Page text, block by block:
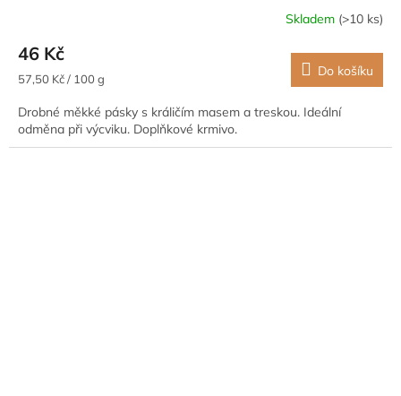
Skladem (>10 ks)
46 Kč
Měrná
57,50 Kč / 100 g Do košíku
Drobné měkké pásky s králičím masem a treskou. Ideální
odměna při výcviku. Doplňkové krmivo.